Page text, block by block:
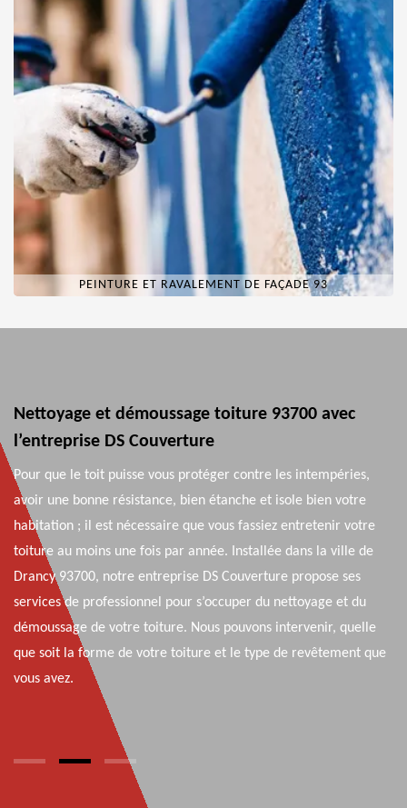
PEINTURE ET RAVALEMENT DE FAÇADE 93
de
que
Travaux ramonage de cheminée 93700 avec DS
Couverture
Fort d’une solide expérience, l’entreprise DS Couverture est
apte à prendre en main vos travaux de ramonage de
à Drancy 93700. Nous disposons des outillages nécessaires
ce faire ; rassurez-vous nous maitrisons à la perfection toutes
les techniques pour ramoner votre cheminée 93700. Nos
équipes de ramoneurs peuvent réaliser un ramonage de
cheminée par le bas et un ramonage de cheminée à